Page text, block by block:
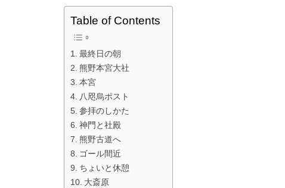
Table of Contents
最終日の朝
熊野本宮大社
本宮
八咫烏ポスト
参拝のしかた
神門と社殿
熊野古道へ
ゴール間近
ちょいと休憩
大斎原